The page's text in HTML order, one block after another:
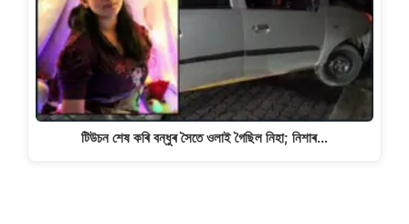
টিউচন শেষ কৰি বন্ধুৰ সৈতে ওলাই গৈছিল নিহা; নিশাৰ…